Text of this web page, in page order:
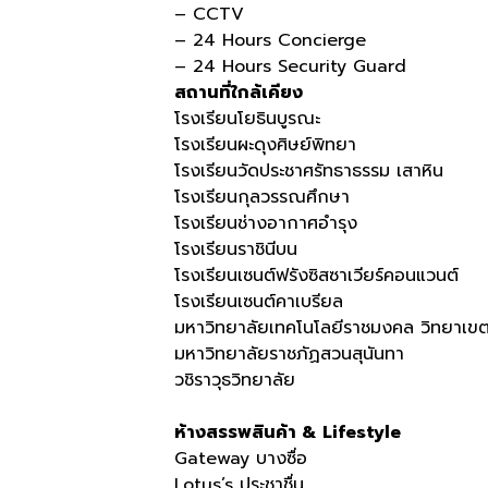
– CCTV
– 24 Hours Concierge
– 24 Hours Security Guard
สถานที่ใกล้เคียง
โรงเรียนโยธินบูรณะ
โรงเรียนผะดุงศิษย์พิทยา
โรงเรียนวัดประชาศรัทธาธรรม เสาหิน
โรงเรียนกุลวรรณศึกษา
โรงเรียนช่างอากาศอำรุง
โรงเรียนราชินีบน
โรงเรียนเซนต์ฟรังซิสซาเวียร์คอนแวนต์
โรงเรียนเซนต์คาเบรียล
มหาวิทยาลัยเทคโนโลยีราชมงคล วิทยาเข
มหาวิทยาลัยราชภัฏสวนสุนันทา
วชิราวุธวิทยาลัย
ห้างสรรพสินค้า & Lifestyle
Gateway บางซื่อ